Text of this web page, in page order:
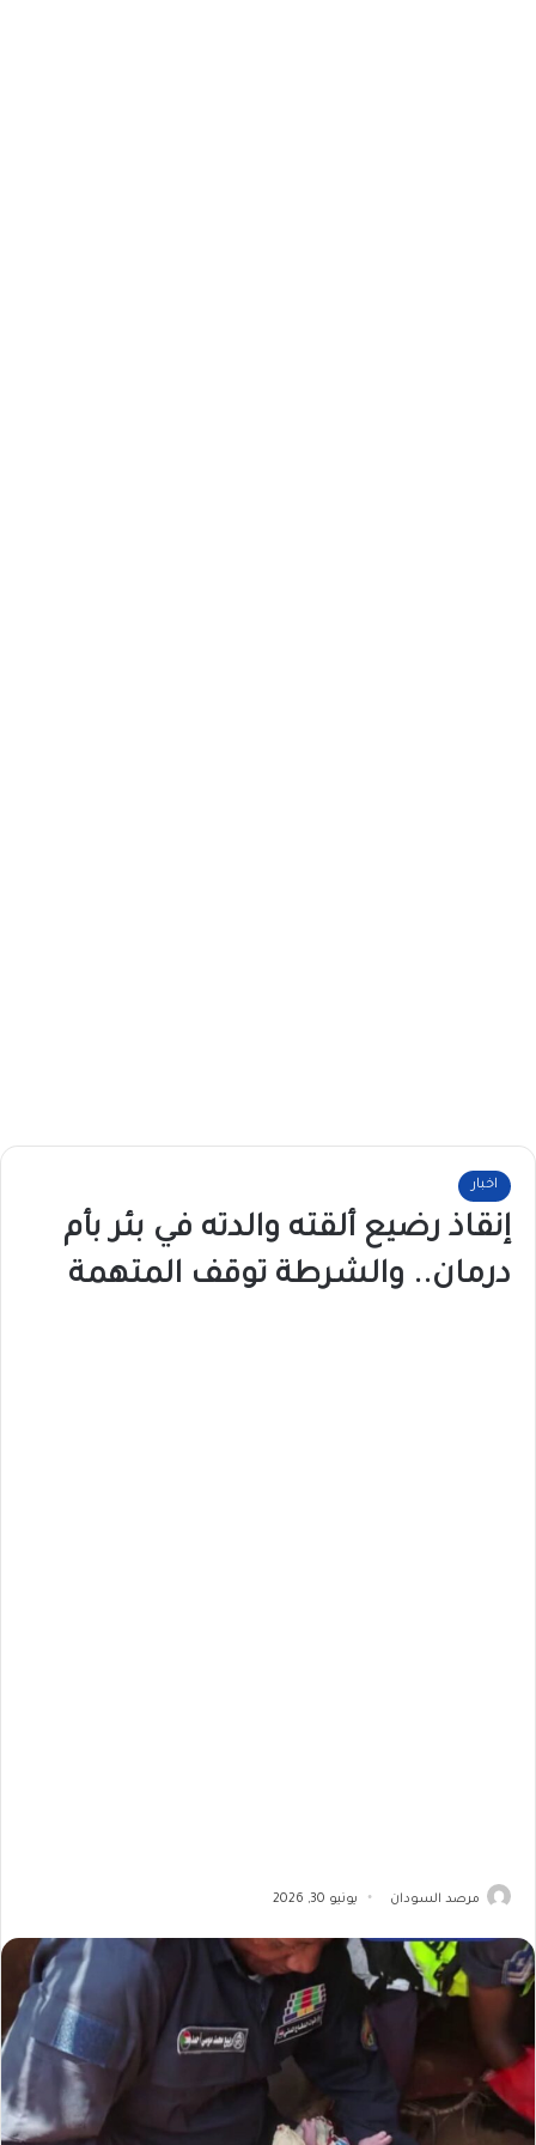
اخبار
إنقاذ رضيع ألقته والدته في بئر بأم
درمان.. والشرطة توقف المتهمة
مرصد السودان يونيو 30, 2026